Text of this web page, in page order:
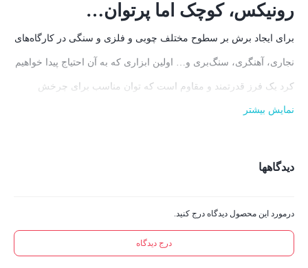
رونیکس، کوچک اما پرتوان…
برای ایجاد برش‌ بر سطوح مختلف چوبی و فلزی و سنگی در کارگاه‌های
نجاری‌، آهنگری، سنگ‌بری و… اولین ابزاری که به آن احتیاج پیدا خواهیم
کرد یک فرز قدرتمند و مقاوم است که توان مناسب برای چرخش
مداوم صفحه برش را داشته باشد. محصولی که علاوه بر ایجاد برش‌های
نیز بهره برد.
معرفی می‌شود که با وجود داشتن جثه‌ای کوچک و وزن کم، از توان
بالایی برخوردار بوده و در بسیاری از فعالیت‌های متداول کارگاهی و
صنعتی مورد استفاده قرار می‌گیرد.
نمایش بیشتر
دیدگاهها
درمورد این محصول دیدگاه درج کنید.
درج دیدگاه